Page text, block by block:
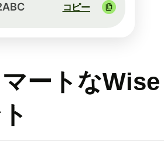
コピー
ートなWise